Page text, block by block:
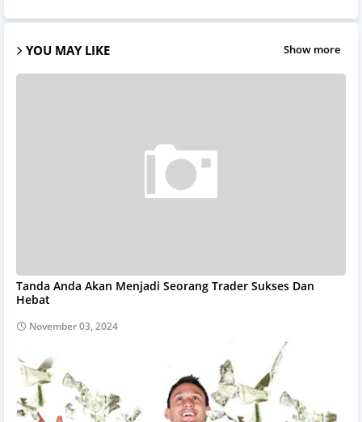
YOU MAY LIKE Show more
Tanda Anda Akan Menjadi Seorang Trader Sukses Dan
Hebat
November 03, 2024